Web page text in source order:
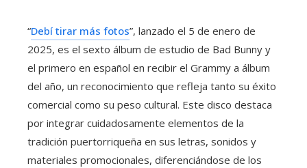
“Debí tirar más fotos”, lanzado el 5 de enero de
2025, es el sexto álbum de estudio de Bad Bunny y
el primero en español en recibir el Grammy a álbum
del año, un reconocimiento que refleja tanto su éxito
comercial como su peso cultural. Este disco destaca
por integrar cuidadosamente elementos de la
tradición puertorriqueña en sus letras, sonidos y
materiales promocionales, diferenciándose de los